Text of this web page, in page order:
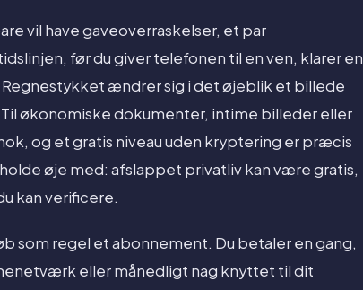
vil have gaveoverraskelser, et par
før du giver telefonen til en ven, klarer en
ændrer sig i det øjeblik et billede
økonomiske dokumenter, intime billeder eller
og et gratis niveau uden kryptering er præcis
øje med: afslappet privatliv kan være gratis,
kan verificere.
som regel et abonnement. Du betaler en gang,
eller månedligt nag knyttet til dit